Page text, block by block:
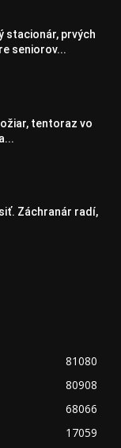
stacionár, prvých
seniorov...
tentoraz vo
Záchranár radí,
81080
80908
68066
17059